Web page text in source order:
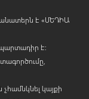
է «ՄԵԴԻԱ
է:
կայքի